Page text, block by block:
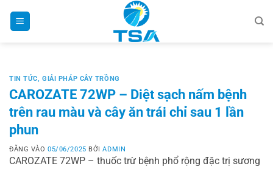
TIN TỨC,GIẢI PHÁP CÂY TRỒNG
CAROZATE 72WP – Diệt sạch nấm bệnh
trên rau màu và cây ăn trái chỉ sau 1 lần
phun
ĐĂNG VÀO05/06/2025 BỞIADMIN
CAROZATE 72WP – thuốc trừ bệnh phổ rộng đặc trị sương